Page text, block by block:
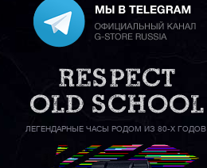
ЛЕГЕНДАРНЫЕ ЧАСЫ РОДОМ ИЗ 80-Х ГОДОВ